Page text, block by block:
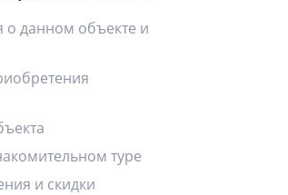
данном объекте и
туре
и скидки